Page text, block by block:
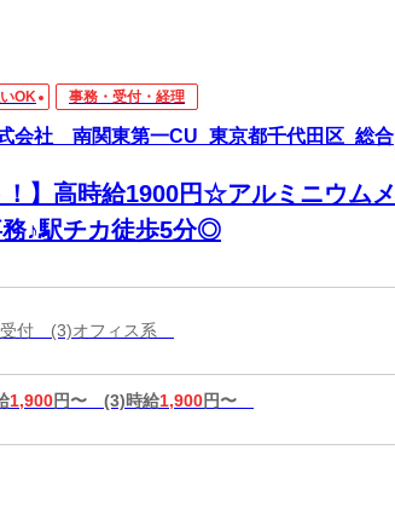
OK 事務・受付・経理
会社 南関東第一CU_東京都千代田区_総合
！】高時給1900円☆アルミニウムメ
♪駅チカ徒歩5分◎
付 (3)オフィス系
1,900円〜 (3)時給1,900円〜